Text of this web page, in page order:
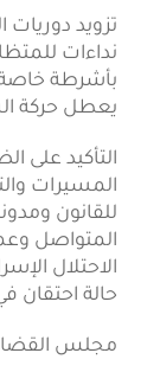
تزويد
نداءات
بأشرطة خاصة
يعطل حركة
التأكيد على
المسيرات
للقانون
المتواصل
الاحتلال
حالة احتقان
مجلس القضاء